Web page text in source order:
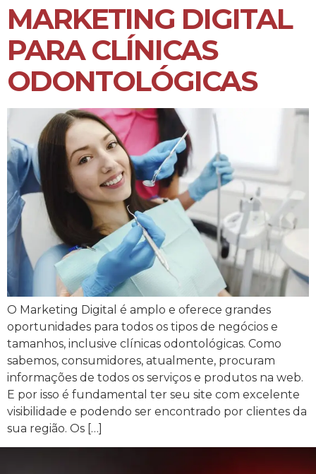
MARKETING DIGITAL
PARA CLÍNICAS
ODONTOLÓGICAS
O Marketing Digital é amplo e oferece grandes
oportunidades para todos os tipos de negócios e
tamanhos, inclusive clínicas odontológicas. Como
sabemos, consumidores, atualmente, procuram
informações de todos os serviços e produtos na web.
E por isso é fundamental ter seu site com excelente
visibilidade e podendo ser encontrado por clientes da
sua região. Os […]